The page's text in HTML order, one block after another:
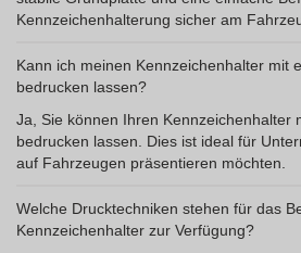
Kennzeichenhalterung sicher am
Kann ich meinen Kennzeichenhalter mit
bedrucken lassen?
Ja, Sie können Ihren Kennzeichenhalter
bedrucken lassen. Dies ist ideal für
auf Fahrzeugen präsentieren möchten.
Welche Drucktechniken stehen für das
Kennzeichenhalter zur Verfügung?